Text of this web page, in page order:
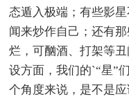
态遁入极端；有些影
闻来炒作自己；还有
烂，可酗酒、打架等
设方面，我们的`“星”
个角度来说，是不是